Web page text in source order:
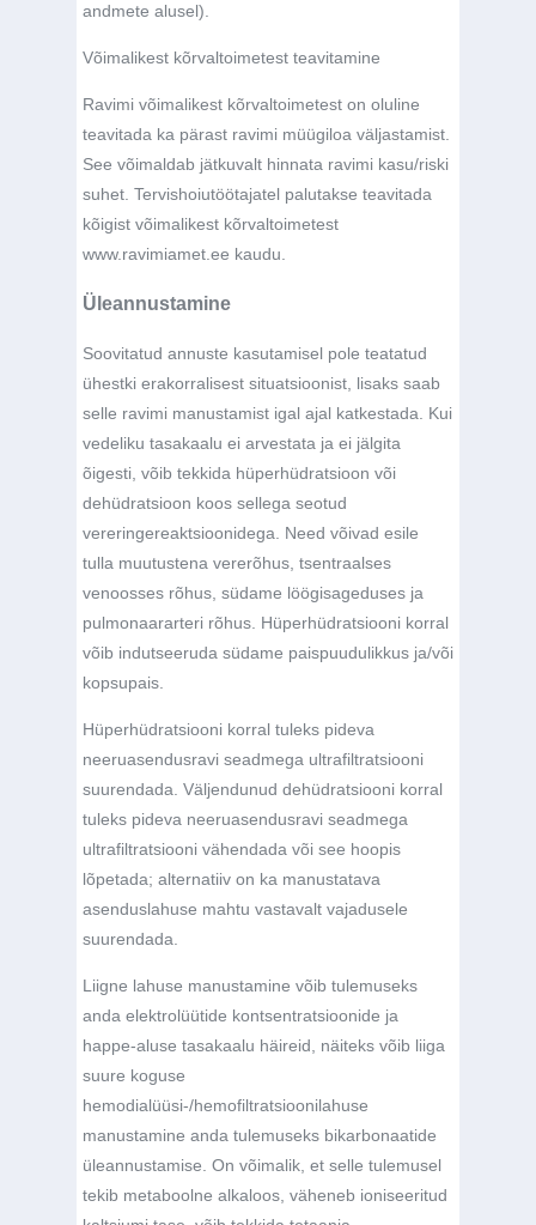
andmete alusel).
Võimalikest kõrvaltoimetest teavitamine
Ravimi võimalikest kõrvaltoimetest on oluline
teavitada ka pärast ravimi müügiloa väljastamist.
See võimaldab jätkuvalt hinnata ravimi kasu/riski
suhet. Tervishoiutöötajatel palutakse teavitada
kõigist võimalikest kõrvaltoimetest
www.ravimiamet.ee kaudu.
Üleannustamine
Soovitatud annuste kasutamisel pole teatatud
ühestki erakorralisest situatsioonist, lisaks saab
selle ravimi manustamist igal ajal katkestada. Kui
vedeliku tasakaalu ei arvestata ja ei jälgita
õigesti, võib tekkida hüperhüdratsioon või
dehüdratsioon koos sellega seotud
vereringereaktsioonidega. Need võivad esile
tulla muutustena vererõhus, tsentraalses
venoosses rõhus, südame löögisageduses ja
pulmonaararteri rõhus. Hüperhüdratsiooni korral
võib indutseeruda südame paispuudulikkus ja/või
kopsupais.
Hüperhüdratsiooni korral tuleks pideva
neeruasendusravi seadmega ultrafiltratsiooni
suurendada. Väljendunud dehüdratsiooni korral
tuleks pideva neeruasendusravi seadmega
ultrafiltratsiooni vähendada või see hoopis
lõpetada; alternatiiv on ka manustatava
asenduslahuse mahtu vastavalt vajadusele
suurendada.
Liigne lahuse manustamine võib tulemuseks
anda elektrolüütide kontsentratsioonide ja
happe-aluse tasakaalu häireid, näiteks võib liiga
suure koguse
hemodialüüsi-/hemofiltratsioonilahuse
manustamine anda tulemuseks bikarbonaatide
üleannustamise. On võimalik, et selle tulemusel
tekib metaboolne alkaloos, väheneb ioniseeritud